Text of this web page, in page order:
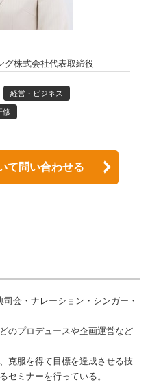
グ株式会社代表取締役
経営・ビジネス
修
て問い合わせる
会・ナレーション・シンガー・
のプロデュースや企画運営など
克服を得て目標を達成させる技
セミナーを行っている。